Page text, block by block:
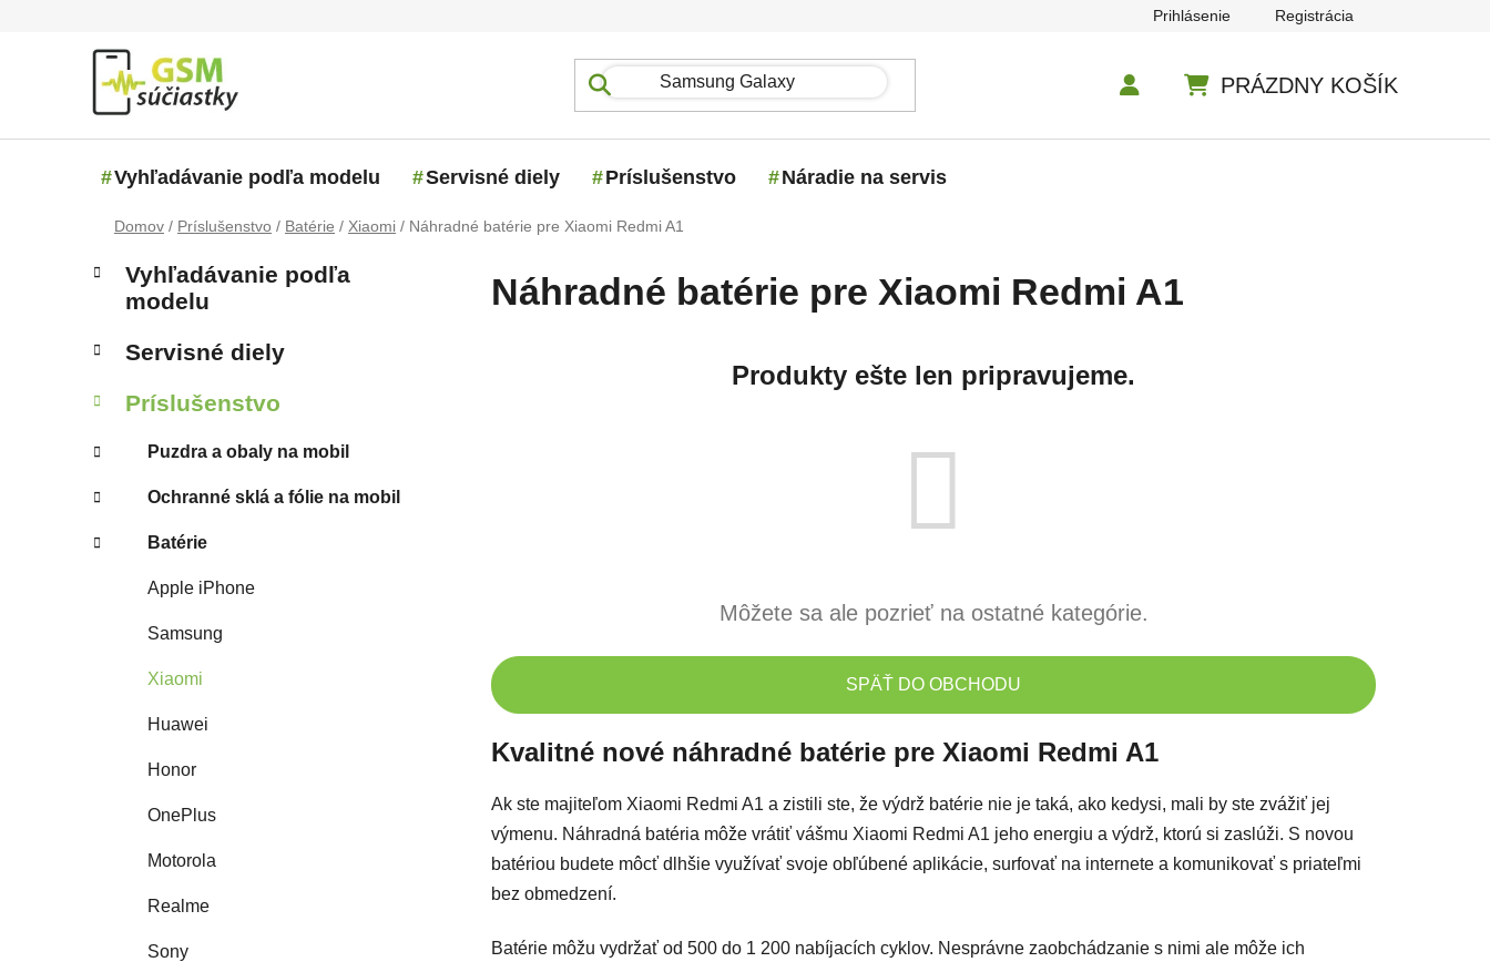
Prihlásenie Registrácia
PRÁZDNY KOŠÍK
Vyhľadávanie podľa modelu Servisné diely Príslušenstvo Náradie na servis
Domov / Príslušenstvo / Batérie / Xiaomi / Náhradné batérie pre Xiaomi Redmi A1
Bočný panel
Kategórie
Vyhľadávanie podľa
modelu
Servisné diely
Príslušenstvo
Puzdra a obaly na mobil
Ochranné sklá a fólie na mobil
Batérie
Apple iPhone
Samsung
Xiaomi
Huawei
Honor
OnePlus
Motorola
Realme
Sony
Náhradné batérie pre Xiaomi Redmi A1
Produkty ešte len pripravujeme.
Môžete sa ale pozrieť na ostatné kategórie.
SPÄŤ DO OBCHODU
Kvalitné nové náhradné batérie pre Xiaomi Redmi A1
Ak ste majiteľom Xiaomi Redmi A1 a zistili ste, že výdrž batérie nie je taká, ako kedysi, mali by ste zvážiť jej
výmenu. Náhradná batéria môže vrátiť vášmu Xiaomi Redmi A1 jeho energiu a výdrž, ktorú si zaslúži. S novou
batériou budete môcť dlhšie využívať svoje obľúbené aplikácie, surfovať na internete a komunikovať s priateľmi
bez obmedzení.
Batérie môžu vydržať od 500 do 1 200 nabíjacích cyklov. Nesprávne zaobchádzanie s nimi ale môže ich